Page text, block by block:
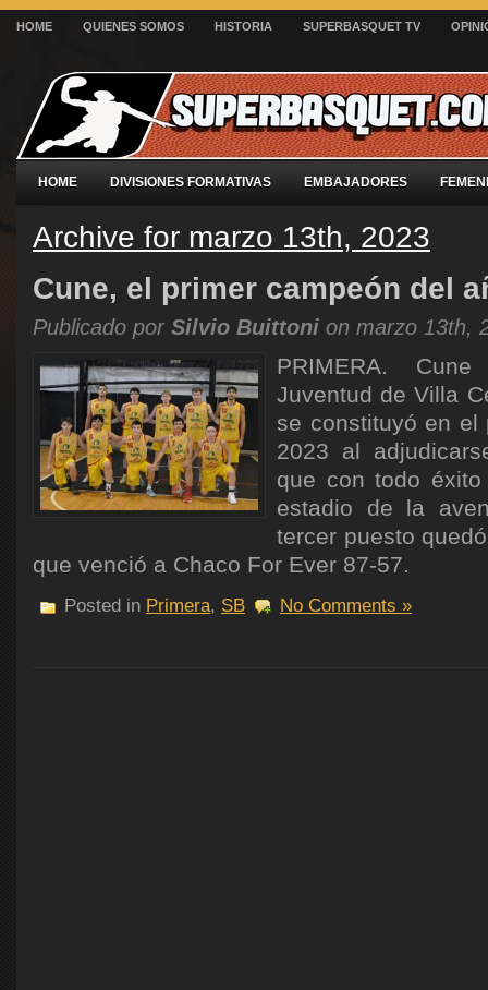
HOME QUIENES SOMOS HISTORIA SUPERBASQUET TV
HOME DIVISIONES FORMATIVAS EMBAJADORES
Archive for marzo 13th, 2023
Cune, el primer campeón del
Publicado por Silvio Buittoni on marzo 13th,
PRIMERA.
Juventud de Villa
se constituyó en el
2023 al
que con todo
estadio de la
tercer puesto
que venció a Chaco For Ever 87-57.
Posted in Primera, SB No Comments »